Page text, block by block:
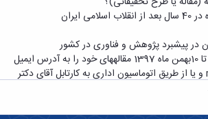
ایران
در پیشبرد پژوهش و فناوری در کشور
همکاران محترم می­توانند تا 10بهمن ماه 1397 مقاله­های خود را به آدرس ایمیل
research@basu.ac.ir و یا از طریق اتوماسیون اداری به کارتابل آقای دکتر